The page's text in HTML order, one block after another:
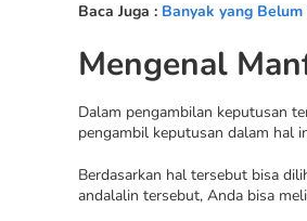
Baca Juga : Banyak yang
Mengenal
Dalam pengambilan keputusan
pengambil keputusan dalam hal
Berdasarkan hal tersebut bisa
andalalin tersebut, Anda bisa